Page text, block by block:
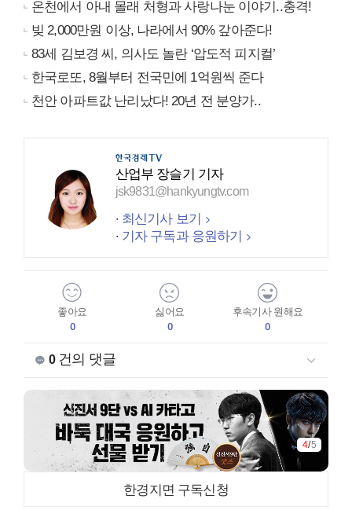
온천에서 아내 몰래 처형과 사랑나눈 이야기..충격!
빚 2,000만원 이상, 나라에서 90% 갚아준다!
83세 김보경 씨, 의사도 놀란 ‘압도적 피지컬’
한국로또, 8월부터 전국민에 1억원씩 준다
천안 아파트값 난리났다! 20년 전 분양가..
산업부 장슬기 기자
jsk9831@hankyungtv.com
최신기사 보기
기자 구독과 응원하기
좋아요
0
싫어요
0
후속기사 원해요
0
0건의 댓글
4/5
한경지면 구독신청